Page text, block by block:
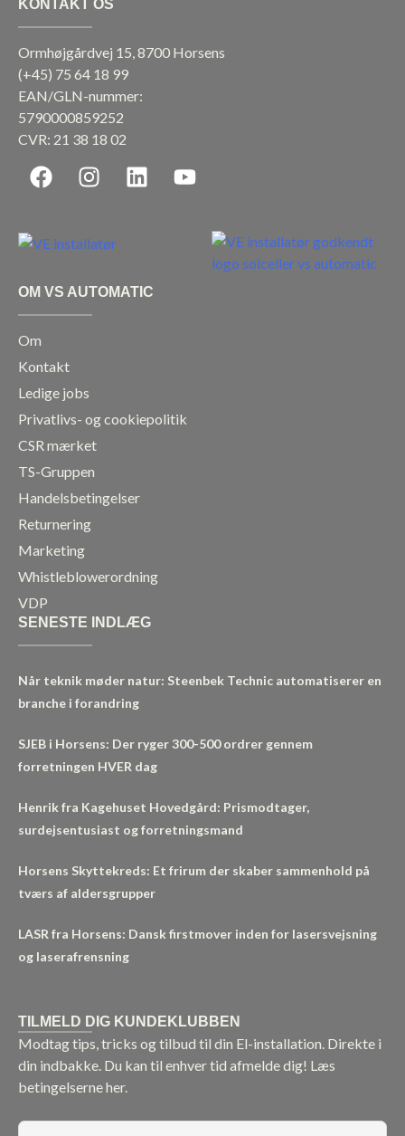
KONTAKT OS
Ormhøjgårdvej 15, 8700 Horsens
(+45) 75 64 18 99
EAN/GLN-nummer:
5790000859252
CVR: 21 38 18 02
F
a
e
b
o
k
I
n
t
a
r
a
L
i
i
Y
o
OM VS AUTOMATIC
Om
Kontakt
Ledige jobs
Privatlivs- og cookiepolitik
CSR mærket
TS-Gruppen
Handelsbetingelser
Returnering
Marketing
Whistleblowerordning
VDP
SENESTE INDLÆG
Når teknik møder natur: Steenbek Technic automatiserer en
branche i forandring
SJEB i Horsens: Der ryger 300-500 ordrer gennem
forretningen HVER dag
Henrik fra Kagehuset Hovedgård: Prismodtager,
surdejsentusiast og forretningsmand
Horsens Skyttekreds: Et frirum der skaber sammenhold på
tværs af aldersgrupper
LASR fra Horsens: Dansk firstmover inden for lasersvejsning
og laserafrensning
TILMELD DIG KUNDEKLUBBEN
Modtag tips, tricks og tilbud til din El-installation. Direkte i
din indbakke. Du kan til enhver tid afmelde dig! Læs
betingelserne her.